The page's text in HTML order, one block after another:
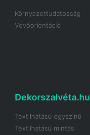
Környezettudatosság
Vevőorientáció
Dekorszalvéta.hu
Textilhatású egyszínű
Textilhatású mintás